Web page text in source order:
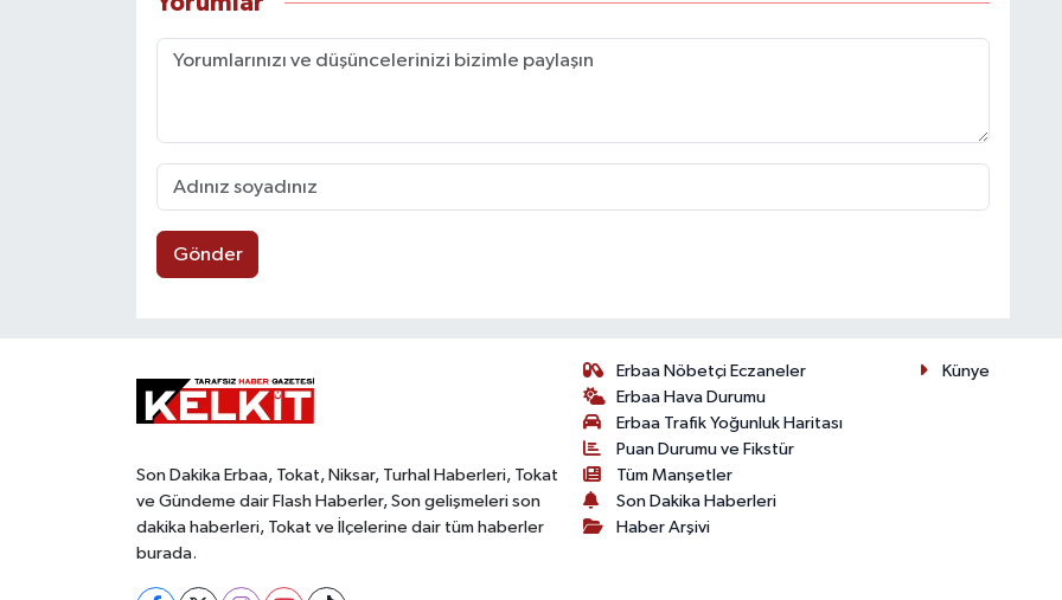
Gönder
Son Dakika Erbaa, Tokat, Niksar, Turhal Haberleri, Tokat
ve Gündeme dair Flash Haberler, Son gelişmeleri son
dakika haberleri, Tokat ve İlçelerine dair tüm haberler
burada.
Erbaa Nöbetçi Eczaneler
Erbaa Hava Durumu
Erbaa Trafik Yoğunluk Haritası
Puan Durumu ve Fikstür
Tüm Manşetler
Son Dakika Haberleri
Haber Arşivi
Künye